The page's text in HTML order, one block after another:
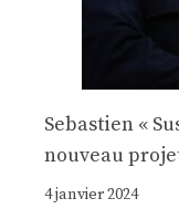
Sebastien «
nouveau
4 janvier 2024